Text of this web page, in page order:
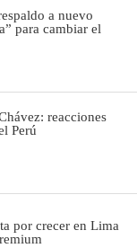
a nuevo
para cambiar el
reacciones
Perú
por crecer en Lima